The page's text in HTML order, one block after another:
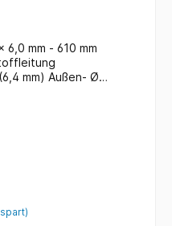
mm - 610 mm
Außen- Ø